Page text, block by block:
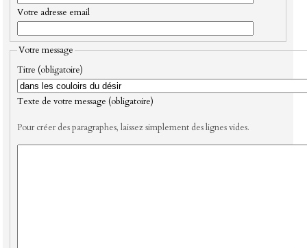
Votre adresse email
Votre message
Titre (obligatoire)
Texte de votre message (obligatoire)
Pour créer des paragraphes, laissez simplement des lignes vides.